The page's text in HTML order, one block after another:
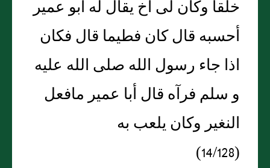
خلقا وكان لى أخ يقال له أبو عمير
أحسبه قال كان فطيما قال فكان
اذا جاء رسول الله صلى الله عليه
و سلم فرآه قال أبا عمير مافعل
النغير وكان يلعب به
(14/128)